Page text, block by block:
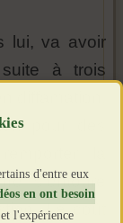
lui, va avoir
à trois
pour des
s'entoure
Le coût
d'entre eux
en ont besoin
l'expérience